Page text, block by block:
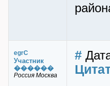
egrC
Участник
������
Россия Москва
#